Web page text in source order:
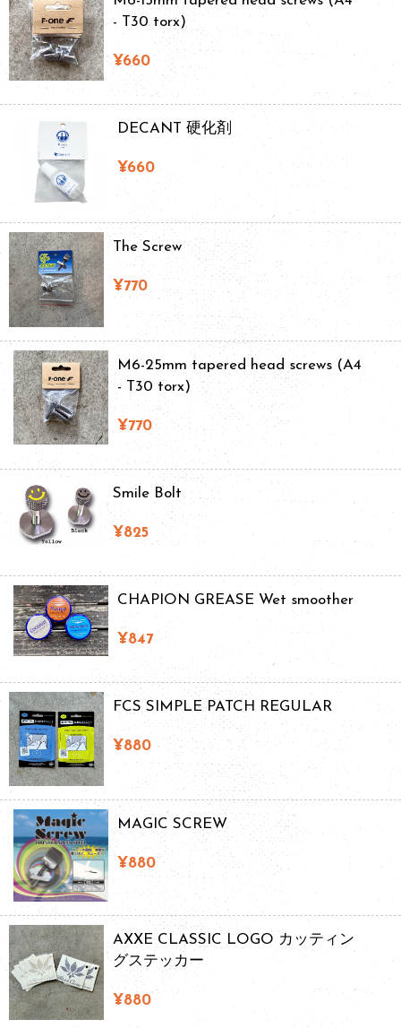
- T30 torx)
¥660
DECANT 硬化剤
¥660
The Screw
¥770
M6-25mm tapered head screws (A4
- T30 torx)
¥770
Smile Bolt
¥825
CHAPION GREASE Wet smoother
¥847
FCS SIMPLE PATCH REGULAR
¥880
MAGIC SCREW
¥880
AXXE CLASSIC LOGO カッティン
グステッカー
¥880